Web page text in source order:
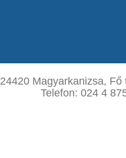
24420 Magyarkanizsa, Fő
Telefon: 024 4